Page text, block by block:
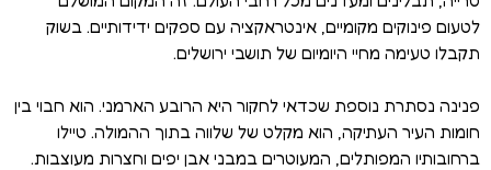
לטעום פינוקים מקומיים, אינטראקציה עם ספקים ידידותיים. בשוק
תקבלו טעימה מחיי היומיום של תושבי ירושלים.
פנינה נסתרת נוספת שכדאי לחקור היא הרובע הארמני. הוא חבוי בין
חומות העיר העתיקה, הוא מקלט של שלווה בתוך ההמולה. טיילו
ברחובותיו המפותלים, המעוטרים במבני אבן יפים וחצרות מעוצבות.